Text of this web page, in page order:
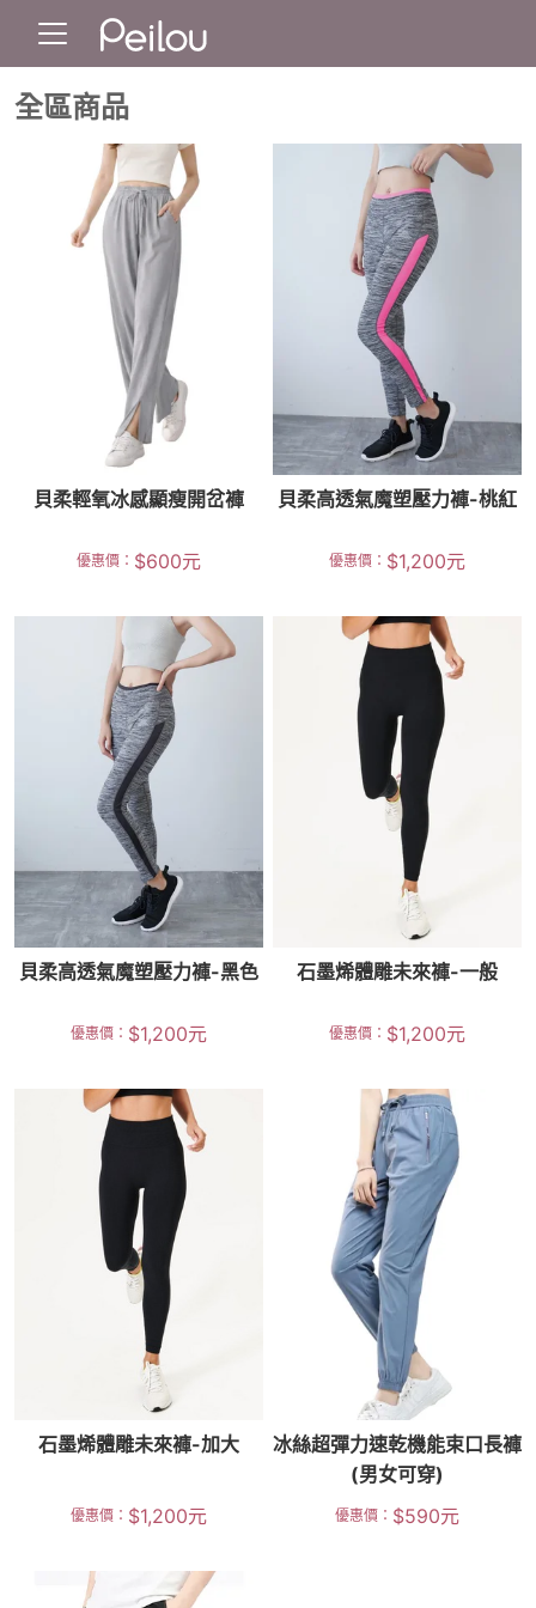
全區商品
貝柔輕氧冰感顯瘦開岔褲
優惠價： $600元
貝柔高透氣魔塑壓力褲-桃紅
優惠價： $1,200元
貝柔高透氣魔塑壓力褲-黑色
優惠價： $1,200元
石墨烯體雕未來褲-一般
優惠價： $1,200元
石墨烯體雕未來褲-加大
優惠價： $1,200元
冰絲超彈力速乾機能束口長褲
(男女可穿)
優惠價： $590元